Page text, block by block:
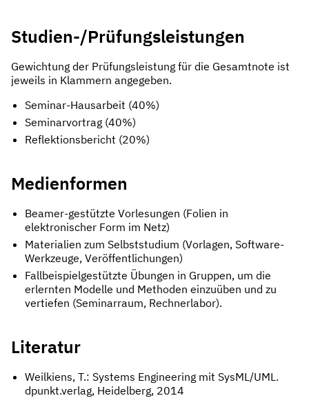
Studien-/Prüfungsleistungen
Gewichtung der Prüfungsleistung für die Gesamtnote ist
jeweils in Klammern angegeben.
Seminar-Hausarbeit (40%)
Seminarvortrag (40%)
Reflektionsbericht (20%)
Medienformen
Beamer-gestützte Vorlesungen (Folien in
elektronischer Form im Netz)
Materialien zum Selbststudium (Vorlagen, Software-
Werkzeuge, Veröffentlichungen)
Fallbeispielgestützte Übungen in Gruppen, um die
erlernten Modelle und Methoden einzuüben und zu
vertiefen (Seminarraum, Rechnerlabor).
Literatur
Weilkiens, T.: Systems Engineering mit SysML/UML.
dpunkt.verlag, Heidelberg, 2014